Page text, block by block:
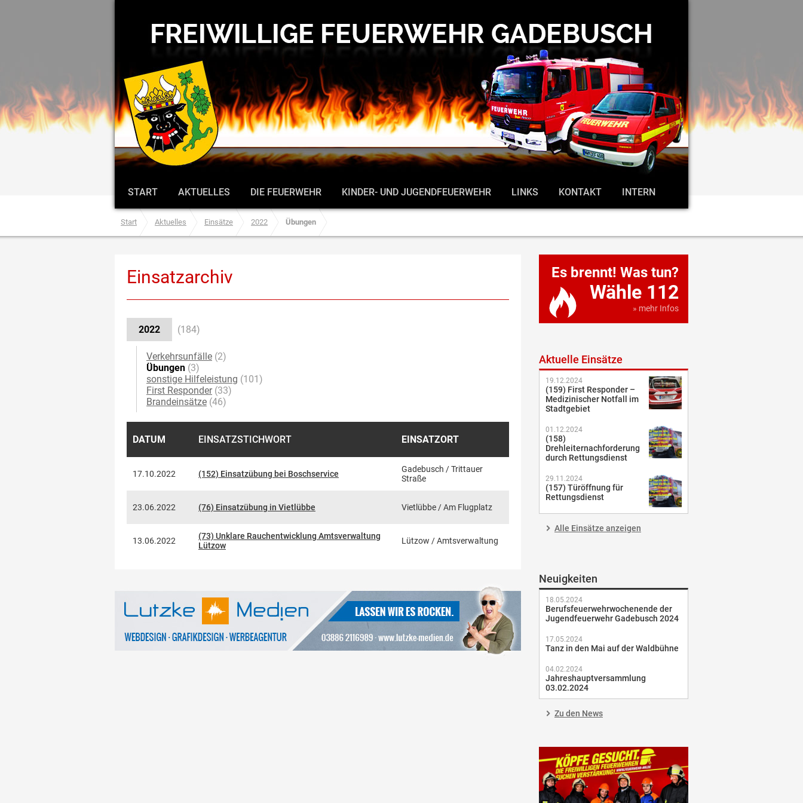
START AKTUELLES DIE FEUERWEHR KINDER- UND JUGENDFEUERWEHR LINKS KONTAKT INTERN
Start Aktuelles Einsätze 2022 Übungen
Einsatzarchiv
2022 (184)
Verkehrsunfälle (2)
Übungen (3)
sonstige Hilfeleistung (101)
First Responder(33)
Brandeinsätze (46)
DATUM EINSATZSTICHWORT EINSATZORT
17.10.2022 (152) Einsatzübung bei Boschservice
Gadebusch / Trittauer
Straße
23.06.2022 (76) Einsatzübung in Vietlübbe Vietlübbe / Am Flugplatz
13.06.2022
(73) Unklare Rauchentwicklung Amtsverwaltung
Lützow
Lützow / Amtsverwaltung
Es brennt! Was tun?
Wähle 112
» mehr Infos
Aktuelle Einsätze
19.12.2024
(159) First Responder –
Medizinischer Notfall im
Stadtgebiet
01.12.2024
(158)
Drehleiternachforderung
durch Rettungsdienst
29.11.2024
(157) Türöffnung für
Rettungsdienst
Alle Einsätze anzeigen
Neuigkeiten
18.05.2024
Berufsfeuerwehrwochenende der
Jugendfeuerwehr Gadebusch 2024
17.05.2024
Tanz in den Mai auf der Waldbühne
04.02.2024
Jahreshauptversammlung
03.02.2024
Zu den News